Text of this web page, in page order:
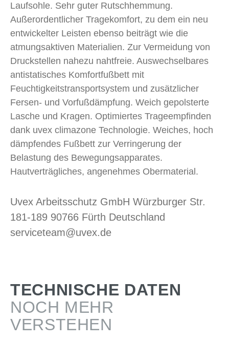
Laufsohle. Sehr guter Rutschhemmung.
Außerordentlicher Tragekomfort, zu dem ein neu
entwickelter Leisten ebenso beiträgt wie die
atmungsaktiven Materialien. Zur Vermeidung von
Druckstellen nahezu nahtfreie. Auswechselbares
antistatisches Komfortfußbett mit
Feuchtigkeitstransportsystem und zusätzlicher
Fersen- und Vorfußdämpfung. Weich gepolsterte
Lasche und Kragen. Optimiertes Trageempfinden
dank uvex climazone Technologie. Weiches, hoch
dämpfendes Fußbett zur Verringerung der
Belastung des Bewegungsapparates.
Hautverträgliches, angenehmes Obermaterial.
Uvex Arbeitsschutz GmbH Würzburger Str.
181-189 90766 Fürth Deutschland
serviceteam@uvex.de
TECHNISCHE DATEN
NOCH MEHR
VERSTEHEN